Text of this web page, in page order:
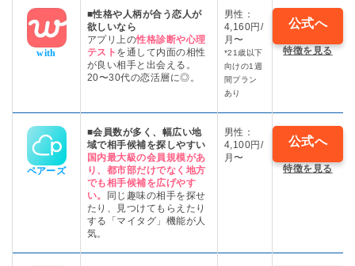
with
■性格や人柄が合う恋人が
欲しいなら
アプリ上の性格診断や心理
テスト を通して内面の相性
が良い相手と出会える。
20〜30代の恋活層に◎。
男性：
4,160円/
月〜
*21歳以下
向けの1週
間プラン
あり
公式へ
特徴を見る
ペアーズ
■会員数が多く、幅広い地
域で相手候補を探しやすい
国内最大級の会員規模があ
り、都市部だけでなく地方
でも相手候補を広げやす
い。
同じ趣味の相手を探せ
たり、見つけてもらえたり
する「マイタグ」機能が人
気。
男性：
4,100円/
月〜
公式へ
特徴を見る